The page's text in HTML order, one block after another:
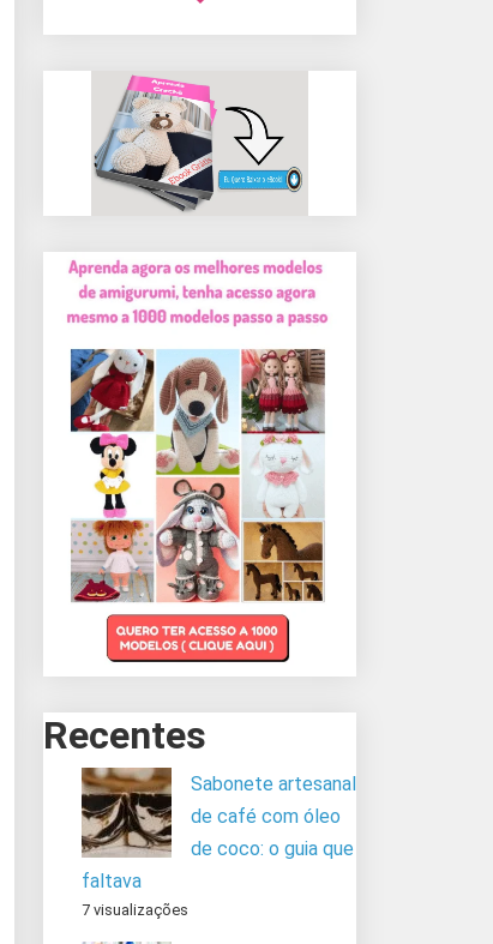
Recentes
Sabonete artesanal
de café com óleo
de coco: o guia que
faltava
7 visualizações